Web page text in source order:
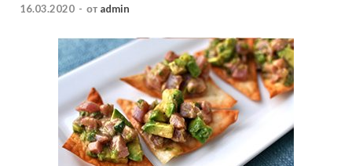
16.03.2020 - от admin